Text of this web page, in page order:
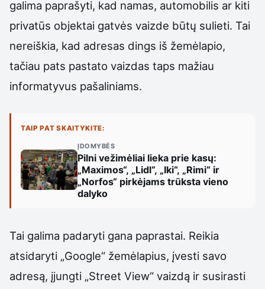
galima paprašyti, kad namas, automobilis ar kiti
privatūs objektai gatvės vaizde būtų sulieti. Tai
nereiškia, kad adresas dings iš žemėlapio,
tačiau pats pastato vaizdas taps mažiau
informatyvus pašaliniams.
TAIP PAT SKAITYKITE:
ĮDOMYBĖS
Pilni vežimėliai lieka prie kasų:
„Maximos“, „Lidl“, „Iki“, „Rimi“ ir
„Norfos“ pirkėjams trūksta vieno
dalyko
Tai galima padaryti gana paprastai. Reikia
atsidaryti „Google“ žemėlapius, įvesti savo
adresą, įjungti „Street View“ vaizdą ir susirasti